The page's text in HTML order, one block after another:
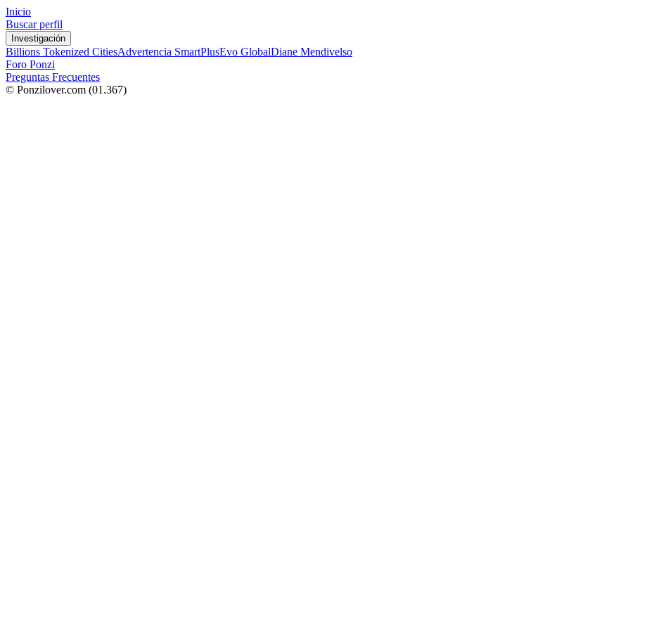
Inicio
Buscar perfil
Investigación
Billions Tokenized CitiesAdvertencia SmartPlusEvo GlobalDiane Mendivelso
Foro Ponzi
Preguntas Frecuentes
© Ponzilover.com (01.367)